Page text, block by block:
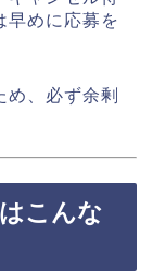
早めに応募を
め、必ず余剰
こんな